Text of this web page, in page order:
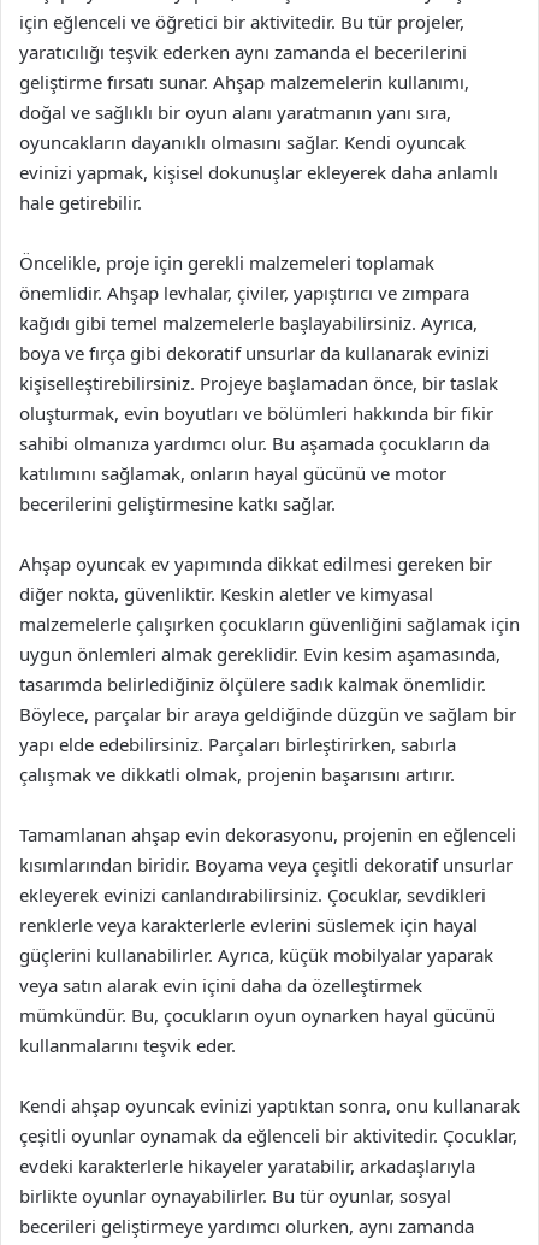
için eğlenceli ve öğretici bir aktivitedir. Bu tür projeler,
yaratıcılığı teşvik ederken aynı zamanda el becerilerini
geliştirme fırsatı sunar. Ahşap malzemelerin kullanımı,
doğal ve sağlıklı bir oyun alanı yaratmanın yanı sıra,
oyuncakların dayanıklı olmasını sağlar. Kendi oyuncak
evinizi yapmak, kişisel dokunuşlar ekleyerek daha anlamlı
hale getirebilir.
Öncelikle, proje için gerekli malzemeleri toplamak
önemlidir. Ahşap levhalar, çiviler, yapıştırıcı ve zımpara
kağıdı gibi temel malzemelerle başlayabilirsiniz. Ayrıca,
boya ve fırça gibi dekoratif unsurlar da kullanarak evinizi
kişiselleştirebilirsiniz. Projeye başlamadan önce, bir taslak
oluşturmak, evin boyutları ve bölümleri hakkında bir fikir
sahibi olmanıza yardımcı olur. Bu aşamada çocukların da
katılımını sağlamak, onların hayal gücünü ve motor
becerilerini geliştirmesine katkı sağlar.
Ahşap oyuncak ev yapımında dikkat edilmesi gereken bir
diğer nokta, güvenliktir. Keskin aletler ve kimyasal
malzemelerle çalışırken çocukların güvenliğini sağlamak için
uygun önlemleri almak gereklidir. Evin kesim aşamasında,
tasarımda belirlediğiniz ölçülere sadık kalmak önemlidir.
Böylece, parçalar bir araya geldiğinde düzgün ve sağlam bir
yapı elde edebilirsiniz. Parçaları birleştirirken, sabırla
çalışmak ve dikkatli olmak, projenin başarısını artırır.
Tamamlanan ahşap evin dekorasyonu, projenin en eğlenceli
kısımlarından biridir. Boyama veya çeşitli dekoratif unsurlar
ekleyerek evinizi canlandırabilirsiniz. Çocuklar, sevdikleri
renklerle veya karakterlerle evlerini süslemek için hayal
güçlerini kullanabilirler. Ayrıca, küçük mobilyalar yaparak
veya satın alarak evin içini daha da özelleştirmek
mümkündür. Bu, çocukların oyun oynarken hayal gücünü
kullanmalarını teşvik eder.
Kendi ahşap oyuncak evinizi yaptıktan sonra, onu kullanarak
çeşitli oyunlar oynamak da eğlenceli bir aktivitedir. Çocuklar,
evdeki karakterlerle hikayeler yaratabilir, arkadaşlarıyla
birlikte oyunlar oynayabilirler. Bu tür oyunlar, sosyal
becerileri geliştirmeye yardımcı olurken, aynı zamanda